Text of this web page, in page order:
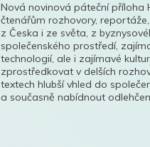
Nová novinová páteční příloha
čtenářům rozhovory,
z Česka i ze světa, z
společenského prostředí,
technologií, ale i zajímavé
zprostředkovat v delších
textech hlubší vhled do
a současně nabídnout